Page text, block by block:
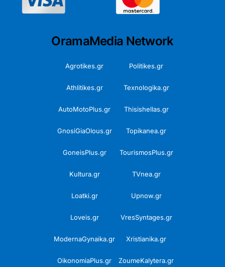
OramaMedia Network
Agrotikes.gr Politikes.gr
Athlitikes.gr Texnologika.gr
AutoMotoPlus.gr Thisishellas.gr
GnosiGiaOlous.gr Topikanea.gr
GoneisPlus.gr TourismosPlus.gr
Kultura.gr TVnea.gr
Loatki.gr Upnow.gr
Loveis.gr VresSyntages.gr
ModernaGynaika.gr Xristianika.gr
OikonomiaPlus.gr ZoumeKalytera.gr